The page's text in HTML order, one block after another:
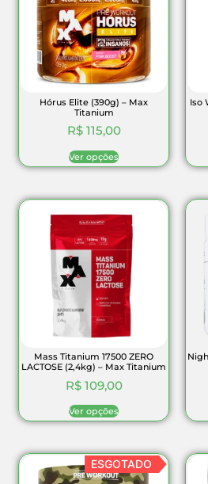
Hórus Elite (390g) – Max
Titanium
R$115,00
Ver opções
Iso
Mass Titanium 17500 ZERO
LACTOSE (2,4kg) – Max Titanium
R$109,00
Ver opções
ESGOTADO